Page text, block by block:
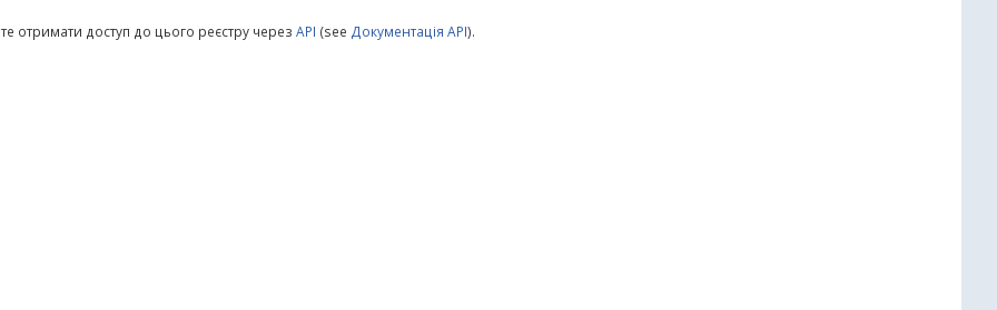
отримати доступ до цього реєстру через API (see Документація API).